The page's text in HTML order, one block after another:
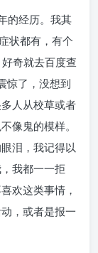
的经历。我其
状都有，有个
奇就去百度查
惊了，没想到
人从校草或者
像鬼的模样。
泪，我记得以
我都一一拒
欢这类事情，
，或者是报一